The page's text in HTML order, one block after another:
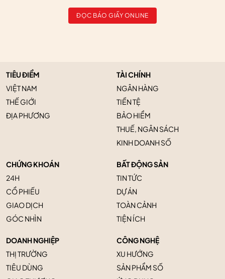
ĐỌC BÁO GIẤY ONLINE
TIÊU ĐIỂM
VIỆT NAM
THẾ GIỚI
ĐỊA PHƯƠNG
TÀI CHÍNH
NGÂN HÀNG
TIỀN TỆ
BẢO HIỂM
THUẾ, NGÂN SÁCH
KINH DOANH SỐ
CHỨNG KHOÁN
24H
CỔ PHIẾU
GIAO DỊCH
GÓC NHÌN
BẤT ĐỘNG SẢN
TIN TỨC
DỰ ÁN
TOÀN CẢNH
TIỆN ÍCH
DOANH NGHIỆP
THỊ TRƯỜNG
TIÊU DÙNG
CÔNG NGHỆ
XU HƯỚNG
SẢN PHẨM SỐ